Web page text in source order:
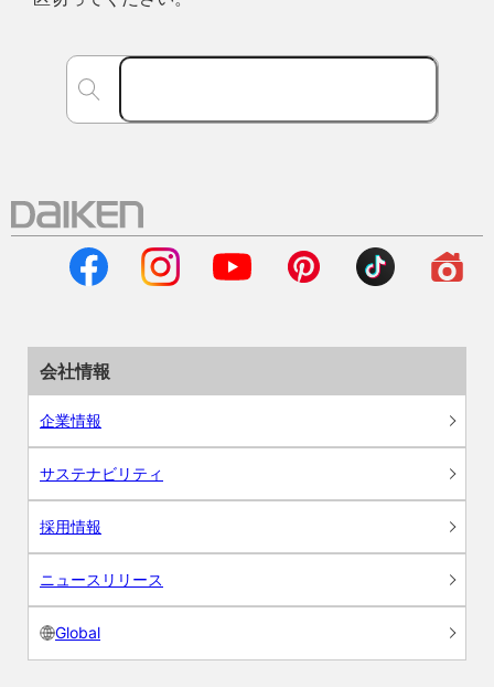
会社情報
企業情報
サステナビリティ
採用情報
ニュースリリース
Global